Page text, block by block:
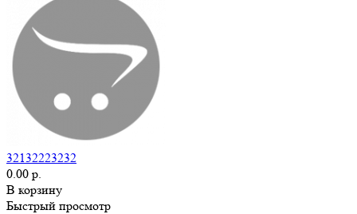
32132223232
0.00 р.
В корзину
Быстрый просмотр